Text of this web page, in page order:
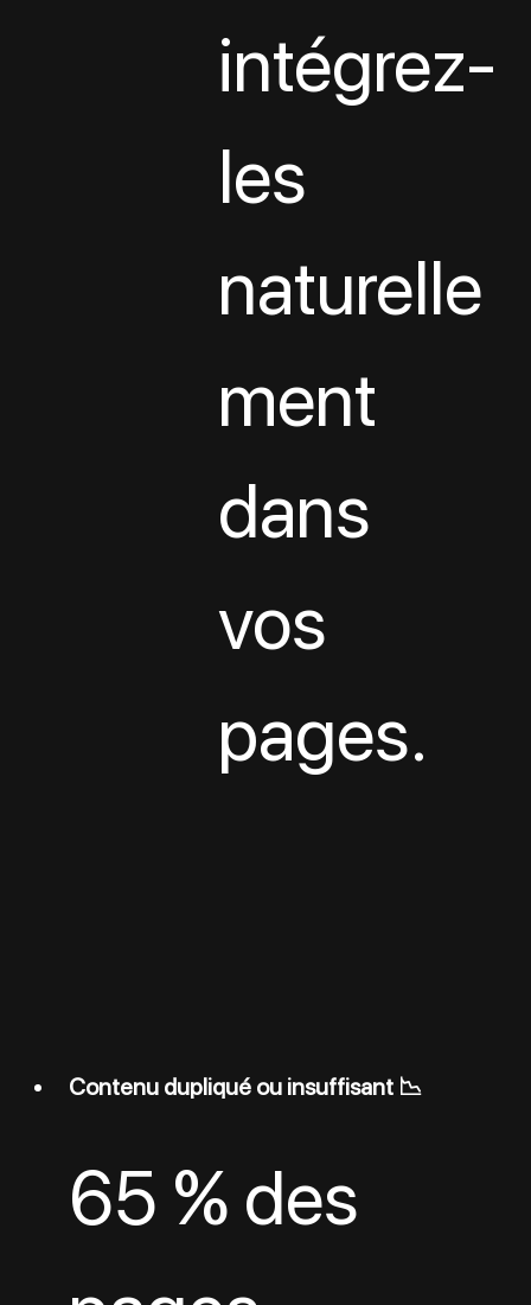
intégrez-
les
naturelle
ment
dans
vos
pages.
Contenu dupliqué ou insuffisant 📉
65 % des